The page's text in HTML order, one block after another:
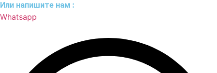
Или напишите нам :
Whatsapp